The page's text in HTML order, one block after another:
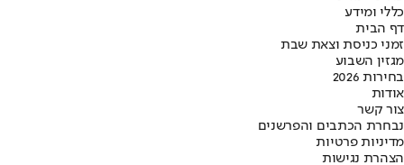
כללי ומידע
דף הבית
זמני כניסת וצאת שבת
מגזין השבוע
בחירות 2026
אודות
צור קשר
נבחרת הכתבים והפרשנים
מדיניות פרטיות
הצהרת נגישות